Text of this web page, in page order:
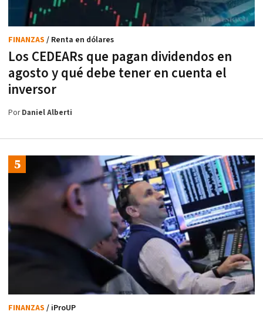
Los CEDEARs que pagan dividendos en
agosto y qué debe tener en cuenta el
inversor
FINANZAS / Renta en dólares
PorDaniel Alberti
FINANZAS / iProUP